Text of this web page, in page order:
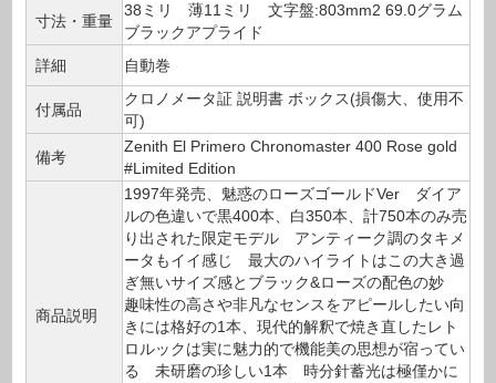
寸法・重量
38ミリ 薄11ミリ 文字盤:803mm2 69.0グラム
ブラックアプライド
詳細
自動巻
付属品
クロノメータ証 説明書 ボックス(損傷大、使用不
可)
備考
Zenith El Primero Chronomaster 400 Rose gold
#Limited Edition
商品説明
1997年発売、魅惑のローズゴールドVer ダイア
ルの色違いで黒400本、白350本、計750本のみ売
り出された限定モデル アンティーク調のタキメ
ータもイイ感じ 最大のハイライトはこの大き過
ぎ無いサイズ感とブラック&ローズの配色の妙
趣味性の高さや非凡なセンスをアピールしたい向
きには格好の1本、現代的解釈で焼き直したレト
ロルックは実に魅力的で機能美の思想が宿ってい
る 未研磨の珍しい1本 時分針蓄光は極僅かに